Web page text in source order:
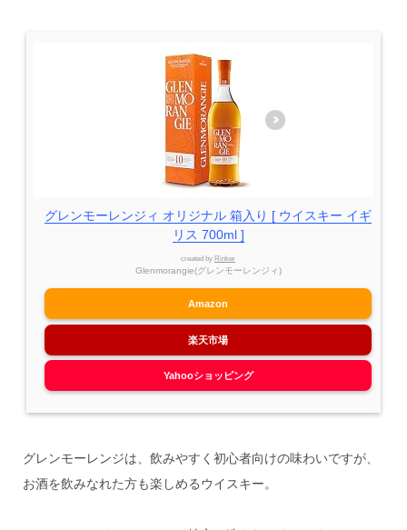
グレンモーレンジィ オリジナル 箱入り [ ウイスキー イギ
リス 700ml ]
created by Rinker
Glenmorangie(グレンモーレンジィ)
Amazon
楽天市場
Yahooショッピング
グレンモーレンジは、飲みやすく初心者向けの味わいですが、
お酒を飲みなれた方も楽しめるウイスキー。